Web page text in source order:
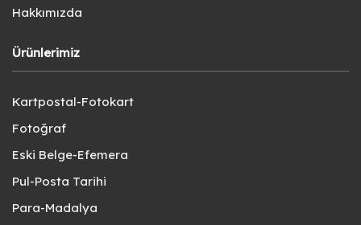
Hakkımızda
Ürünlerimiz
Kartpostal-Fotokart
Fotoğraf
Eski Belge-Efemera
Pul-Posta Tarihi
Para-Madalya